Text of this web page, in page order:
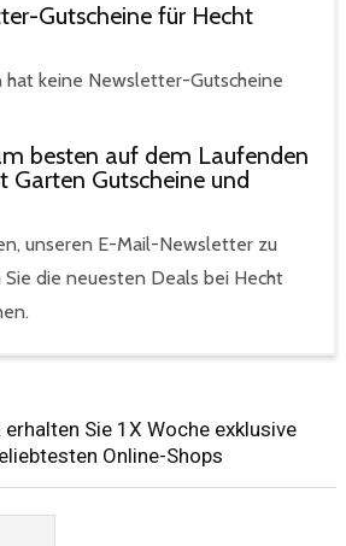
Gutscheine für Hecht
hat keine Newsletter-Gutscheine
besten auf dem Laufenden
Garten Gutscheine und
unseren E-Mail-Newsletter zu
die neuesten Deals bei Hecht
Sie 1X Woche exklusive
Online-Shops​